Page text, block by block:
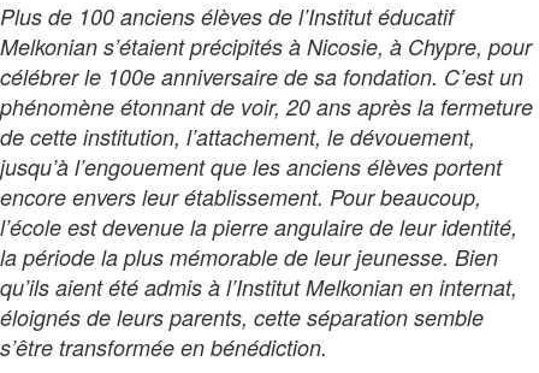
Plus de 100 anciens élèves de l’Institut éducatif
Melkonian s’étaient précipités à Nicosie, à Chypre, pour
célébrer le 100e anniversaire de sa fondation. C’est un
phénomène étonnant de voir, 20 ans après la fermeture
de cette institution, l’attachement, le dévouement,
jusqu’à l’engouement que les anciens élèves portent
encore envers leur établissement. Pour beaucoup,
l’école est devenue la pierre angulaire de leur identité,
la période la plus mémorable de leur jeunesse. Bien
qu’ils aient été admis à l’Institut Melkonian en internat,
éloignés de leurs parents, cette séparation semble
s’être transformée en bénédiction.